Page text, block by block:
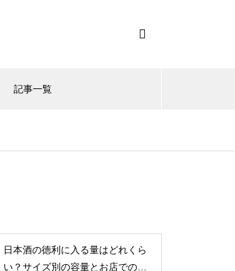
記事一覧
日本酒の徳利に入る量はどれくら
い？サイズ別の容量とお店での頼